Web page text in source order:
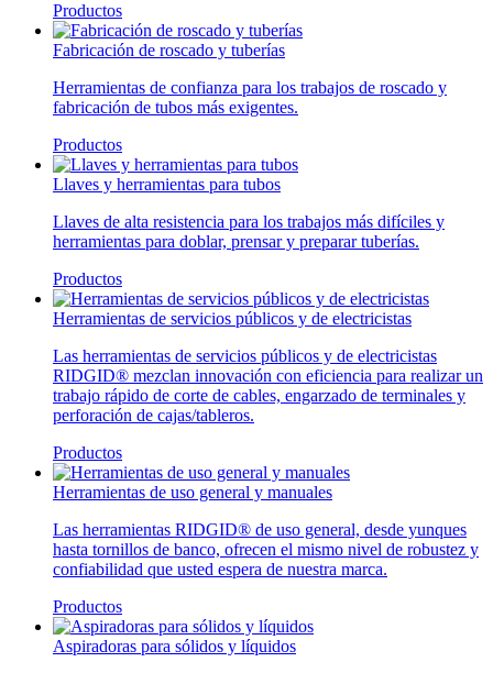
Productos
Fabricación de roscado y tuberías
Herramientas de confianza para los trabajos de roscado y
fabricación de tubos más exigentes.
Productos
Llaves y herramientas para tubos
Llaves de alta resistencia para los trabajos más difíciles y
herramientas para doblar, prensar y preparar tuberías.
Productos
Herramientas de servicios públicos y de electricistas
Las herramientas de servicios públicos y de electricistas
RIDGID® mezclan innovación con eficiencia para realizar un
trabajo rápido de corte de cables, engarzado de terminales y
perforación de cajas/tableros.
Productos
Herramientas de uso general y manuales
Las herramientas RIDGID® de uso general, desde yunques
hasta tornillos de banco, ofrecen el mismo nivel de robustez y
confiabilidad que usted espera de nuestra marca.
Productos
Aspiradoras para sólidos y líquidos